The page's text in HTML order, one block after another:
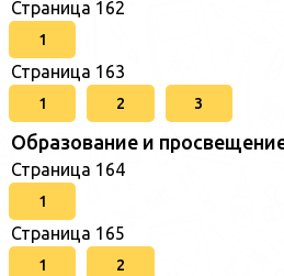
Страница 162
1
Страница 163
1 2 3
Образование и
Страница 164
1
Страница 165
1 2